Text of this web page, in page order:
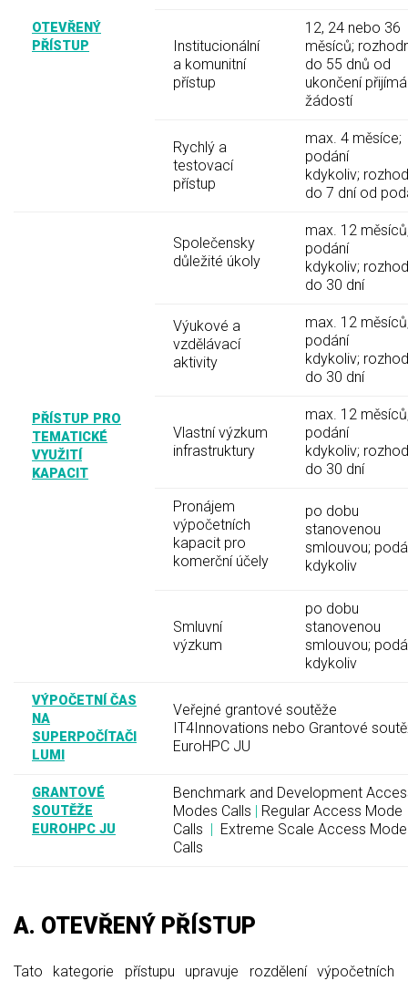
OTEVŘENÝ
PŘÍSTUP
Institucionální
a komunitní
přístup
12, 24 nebo 36
měsíců;
do 55 dnů od
ukončení
žádostí
Rychlý a
testovací
přístup
max. 4 měsíce;
podání
kdykoliv;
do 7 dní od
PŘÍSTUP PRO
TEMATICKÉ
VYUŽITÍ
KAPACIT
Společensky
důležité úkoly
max. 12
podání
kdykoliv;
do 30 dní
Výukové a
vzdělávací
aktivity
max. 12
podání
kdykoliv;
do 30 dní
Vlastní výzkum
infrastruktury
max. 12
podání
kdykoliv;
do 30 dní
Pronájem
výpočetních
kapacit pro
komerční účely
po dobu
stanovenou
smlouvou;
kdykoliv
Smluvní
výzkum
po dobu
stanovenou
smlouvou;
kdykoliv
VÝPOČETNÍ ČAS
NA
SUPERPOČÍTAČI
LUMI
Veřejné grantové soutěže
IT4Innovations nebo Grantové
EuroHPC JU
GRANTOVÉ
SOUTĚŽE
EUROHPC JU
Benchmark and Development
Modes Calls | Regular Access Mode
Calls | Extreme Scale Access Mode
Calls
A. OTEVŘENÝ PŘÍSTUP
Tato kategorie přístupu upravuje rozdělení výpočetních